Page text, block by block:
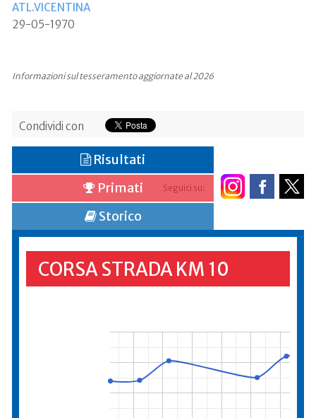
ATL.VICENTINA
29-05-1970
Informazioni sul tesseramento aggiornate al 2026
Condividi con
Seguici su:
Risultati
Primati
Storico
CORSA STRADA KM 10